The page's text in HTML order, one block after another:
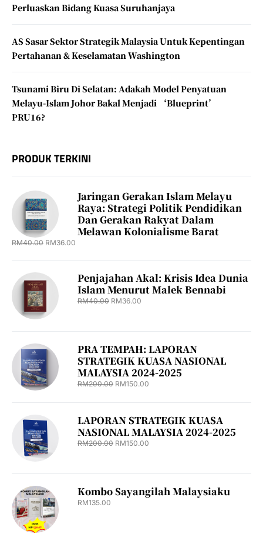
Perluaskan Bidang Kuasa Suruhanjaya
AS Sasar Sektor Strategik Malaysia Untuk Kepentingan
Pertahanan & Keselamatan Washington
Tsunami Biru Di Selatan: Adakah Model Penyatuan
Melayu-Islam Johor Bakal Menjadi ‘Blueprint’
PRU16?
PRODUK TERKINI
Jaringan Gerakan Islam Melayu
Raya: Strategi Politik Pendidikan
Dan Gerakan Rakyat Dalam
Melawan Kolonialisme Barat
RM40.00 RM36.00
Penjajahan Akal: Krisis Idea Dunia
Islam Menurut Malek Bennabi
RM40.00 RM36.00
PRA TEMPAH: LAPORAN
STRATEGIK KUASA NASIONAL
MALAYSIA 2024-2025
RM200.00 RM150.00
LAPORAN STRATEGIK KUASA
NASIONAL MALAYSIA 2024-2025
RM200.00 RM150.00
Kombo Sayangilah Malaysiaku
RM135.00